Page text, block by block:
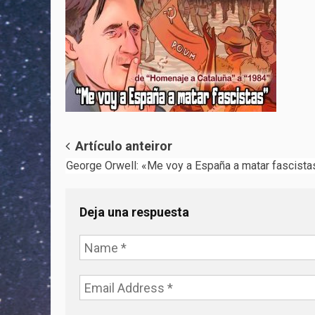
Post
navigation
Artículo anteiror
George Orwell: «Me voy a España a matar
Deja una respuesta